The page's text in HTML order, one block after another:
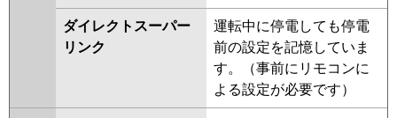
ダイレクトスーパー
リンク
運転中に停電しても停電
前の設定を記憶していま
す。（事前にリモコンに
よる設定が必要です）